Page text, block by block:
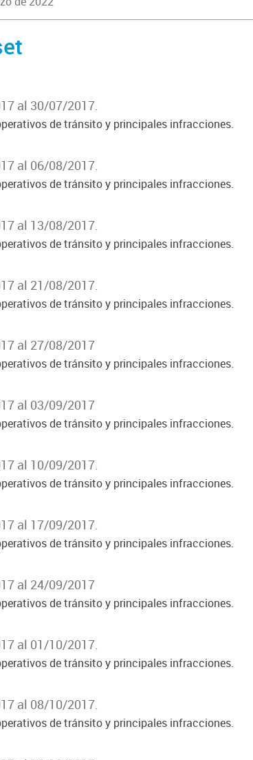
al 30/07/2017.
de tránsito y principales infracciones.
al 06/08/2017.
de tránsito y principales infracciones.
al 13/08/2017.
de tránsito y principales infracciones.
al 21/08/2017.
de tránsito y principales infracciones.
al 27/08/2017
de tránsito y principales infracciones.
al 03/09/2017
de tránsito y principales infracciones.
al 10/09/2017.
de tránsito y principales infracciones.
al 17/09/2017.
de tránsito y principales infracciones.
al 24/09/2017
de tránsito y principales infracciones.
al 01/10/2017.
de tránsito y principales infracciones.
al 08/10/2017.
de tránsito y principales infracciones.